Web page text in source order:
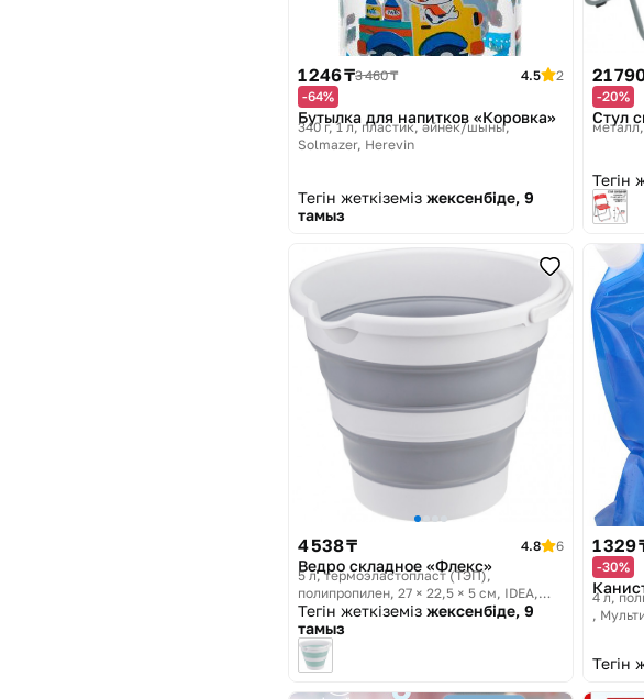
1 246 ₸3 460 ₸ 4.5
2
-64%
Бутылка для напитков «Коровка»
340 г, 1 л, пластик, әйнек/шыны
Solmazer, Herevin
Тегін жеткіземіз жексенбіде, 9
тамыз
21
-20%
Стул
Тегін
4 538 ₸ 4.8 6
Ведро складное «Флекс»
5 л, термоэластопласт (ТЭП),
полипропилен, 27 × 22,5 × 5 см IDEA,
Флекс
Тегін жеткіземіз жексенбіде, 9
тамыз
1 329
-30%
4 л,
Тегін